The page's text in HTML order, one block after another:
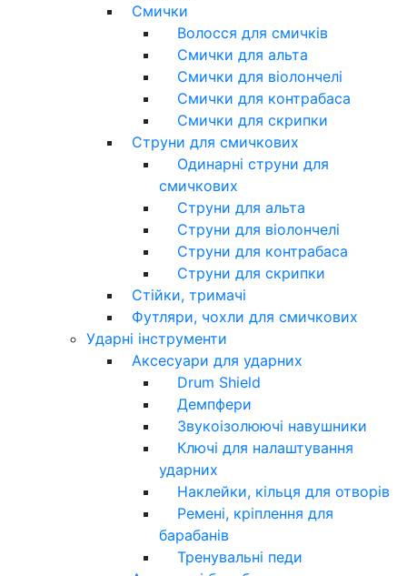
Смички
Волосся для смичків
Смички для альта
Смички для віолончелі
Смички для контрабаса
Смички для скрипки
Струни для смичкових
Одинарні струни для
смичкових
Струни для альта
Струни для віолончелі
Струни для контрабаса
Струни для скрипки
Стійки, тримачі
Футляри, чохли для смичкових
Ударні інструменти
Аксесуари для ударних
Drum Shield
Демпфери
Звукоізолюючі навушники
Ключі для налаштування
ударних
Наклейки, кільця для отворів
Ремені, кріплення для
барабанів
Тренувальні педи